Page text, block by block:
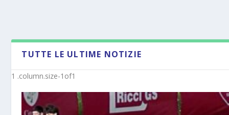
TUTTE LE ULTIME NOTIZIE